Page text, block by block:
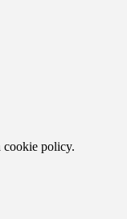
cookie policy.